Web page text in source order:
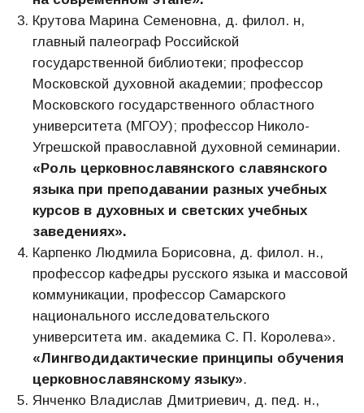
Крутова Марина Семеновна, д. филол. н,
главный палеограф Российской
государственной библиотеки; профессор
Московской духовной академии; профессор
Московского государственного областного
университета (МГОУ); профессор Николо-
Угрешской православной духовной семинарии.
«Роль церковнославянского славянского
языка при преподавании разных учебных
курсов в духовных и светских учебных
заведениях».
Карпенко Людмила Борисовна, д. филол. н.,
профессор кафедры русского языка и массовой
коммуникации, профессор Самарского
национального исследовательского
университета им. академика С. П. Королева».
«Лингводидактические принципы обучения
церковнославянскому языку».
Янченко Владислав Дмитриевич, д. пед. н.,